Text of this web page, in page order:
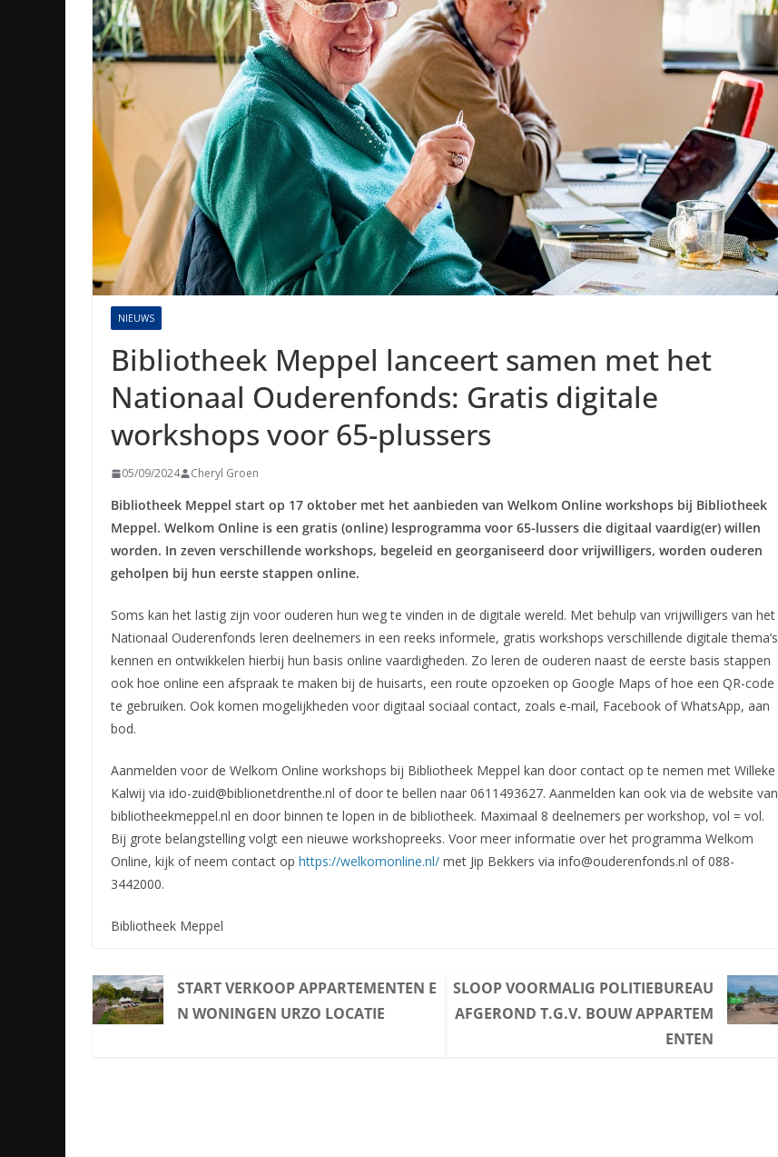
NIEUWS
Bibliotheek Meppel lanceert samen met het
Nationaal Ouderenfonds: Gratis digitale
workshops voor 65-plussers
05/09/2024 Cheryl Groen
Bibliotheek Meppel start op 17 oktober met het aanbieden van Welkom Online workshops bij Bibliotheek
Meppel. Welkom Online is een gratis (online) lesprogramma voor 65-lussers die digitaal vaardig(er) willen
worden. In zeven verschillende workshops, begeleid en georganiseerd door vrijwilligers, worden ouderen
geholpen bij hun eerste stappen online.
Soms kan het lastig zijn voor ouderen hun weg te vinden in de digitale wereld. Met behulp van vrijwilligers van het
Nationaal Ouderenfonds leren deelnemers in een reeks informele, gratis workshops verschillende digitale thema’s
kennen en ontwikkelen hierbij hun basis online vaardigheden. Zo leren de ouderen naast de eerste basis stappen
ook hoe online een afspraak te maken bij de huisarts, een route opzoeken op Google Maps of hoe een QR-code
te gebruiken. Ook komen mogelijkheden voor digitaal sociaal contact, zoals e-mail, Facebook of WhatsApp, aan
bod.
Aanmelden voor de Welkom Online workshops bij Bibliotheek Meppel kan door contact op te nemen met Willeke
Kalwij via ido-zuid@biblionetdrenthe.nl of door te bellen naar 0611493627. Aanmelden kan ook via de website van
bibliotheekmeppel.nl en door binnen te lopen in de bibliotheek. Maximaal 8 deelnemers per workshop, vol = vol.
Bij grote belangstelling volgt een nieuwe workshopreeks. Voor meer informatie over het programma Welkom
Online, kijk of neem contact op https://welkomonline.nl/ met Jip Bekkers via info@ouderenfonds.nl of 088-
3442000.
Bibliotheek Meppel
START VERKOOP APPARTEMENTEN E
N WONINGEN URZO LOCATIE
SLOOP VOORMALIG POLITIEBUREAU
AFGEROND T.G.V. BOUW APPARTEM
ENTEN